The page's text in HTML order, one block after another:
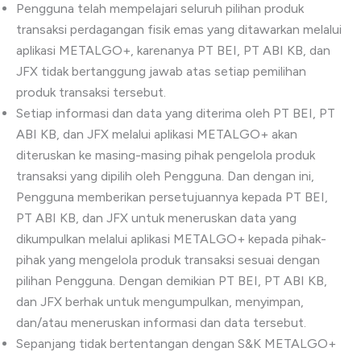
Pengguna telah mempelajari seluruh pilihan produk
transaksi perdagangan fisik emas yang ditawarkan melalui
aplikasi METALGO+, karenanya PT BEI, PT ABI KB, dan
JFX tidak bertanggung jawab atas setiap pemilihan
produk transaksi tersebut.
Setiap informasi dan data yang diterima oleh PT BEI, PT
ABI KB, dan JFX melalui aplikasi METALGO+ akan
diteruskan ke masing-masing pihak pengelola produk
transaksi yang dipilih oleh Pengguna. Dan dengan ini,
Pengguna memberikan persetujuannya kepada PT BEI,
PT ABI KB, dan JFX untuk meneruskan data yang
dikumpulkan melalui aplikasi METALGO+ kepada pihak-
pihak yang mengelola produk transaksi sesuai dengan
pilihan Pengguna. Dengan demikian PT BEI, PT ABI KB,
dan JFX berhak untuk mengumpulkan, menyimpan,
dan/atau meneruskan informasi dan data tersebut.
Sepanjang tidak bertentangan dengan S&K METALGO+